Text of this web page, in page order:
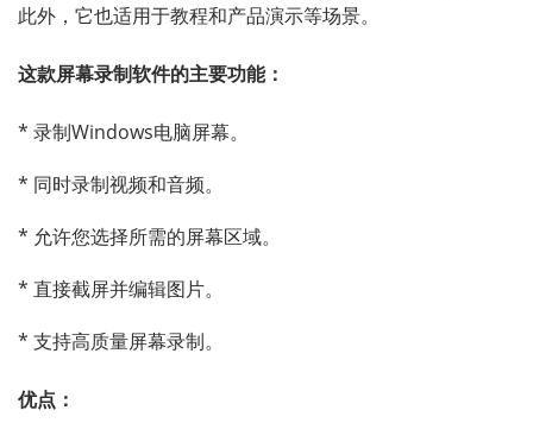
此外，它也适用于教程和产品演示等场景。
这款屏幕录制软件的主要功能：
* 录制Windows电脑屏幕。
* 同时录制视频和音频。
* 允许您选择所需的屏幕区域。
* 直接截屏并编辑图片。
* 支持高质量屏幕录制。
优点：